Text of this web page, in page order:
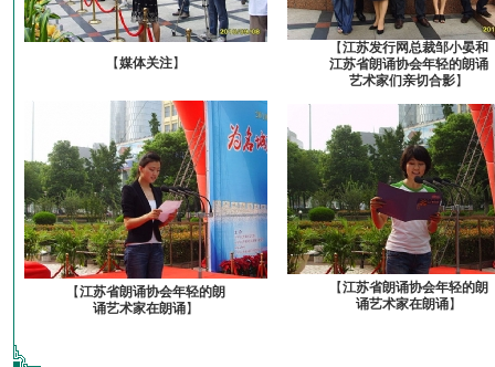
【媒体关注】
【江苏发行网总裁邹小晏和
江苏省朗诵协会年轻的朗诵
艺术家们亲切合影】
【江苏省朗诵协会年轻的朗
诵艺术家在朗诵】
【江苏省朗诵协会年轻的朗
诵艺术家在朗诵】